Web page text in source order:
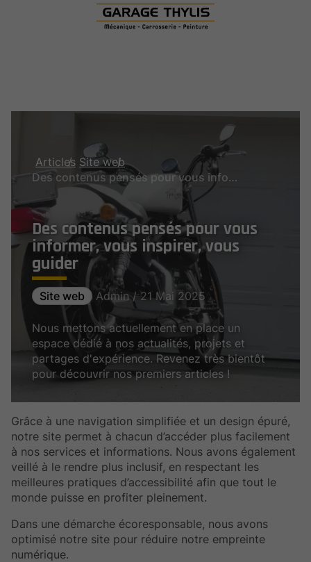
Articles Site web
Des contenus pensés pour vous informer, vous inspirer, vous guider
Des contenus pensés pour vous
informer, vous inspirer, vous
guider
Site web Admin / 21 Mai 2025
Nous mettons actuellement en place un
espace dédié à nos actualités, projets et
partages d'expérience. Revenez très bientôt
pour découvrir nos premiers articles !
Grâce à une navigation simplifiée et un design épuré,
notre site permet à chacun d’accéder plus facilement
à nos services et informations. Nous avons également
veillé à le rendre plus inclusif, en respectant les
meilleures pratiques d’accessibilité afin que tout le
monde puisse en profiter pleinement.
Dans une démarche écoresponsable, nous avons
optimisé notre site pour réduire notre empreinte
numérique.